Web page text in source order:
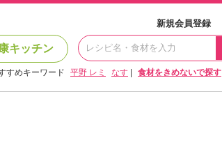
新規会員登録
キッチン
すめキーワード 平野 レミ なす 食材をきめないで探す